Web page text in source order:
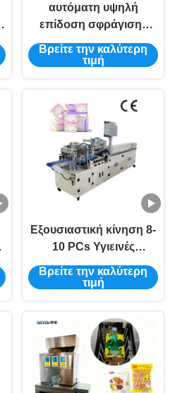
αυτόματη υψηλή
επίδοση σφράγισης
μηχανών συσκευασίας
τσαντών 50Hz 13KW
Βρείτε την καλύτερη
τιμή
Εξουσιαστική κίνηση 8-
10 PCs Υγιεινές
χαρτοπετσέτα
προπαρασκευασμένη
σακούλας
Βρείτε την καλύτερη
τιμή